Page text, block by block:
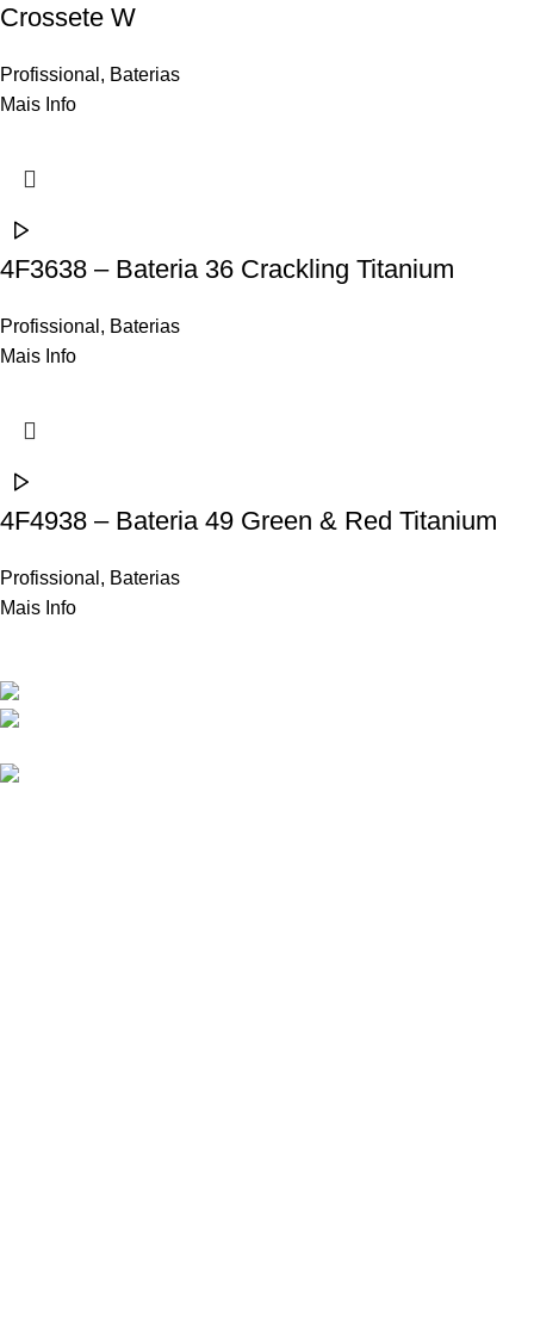
Crossete W
Profissional , Baterias
Mais Info
4F3638 – Bateria 36 Crackling Titanium
Profissional , Baterias
Mais Info
4F4938 – Bateria 49 Green & Red Titanium
Profissional , Baterias
Mais Info